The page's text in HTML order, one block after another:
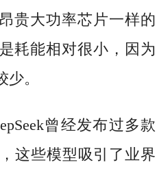
贵大功率芯片一样的
耗能相对很小，因为
。
曾经发布过多款
这些模型吸引了业界